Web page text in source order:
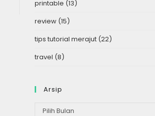
printable (13)
review (15)
tips tutorial merajut (22)
travel (8)
Arsip
Arsip
Pilih Bulan